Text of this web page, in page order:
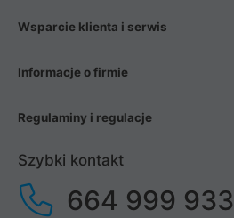
Wsparcie klienta i serwis
Informacje o firmie
Regulaminy i regulacje
Szybki kontakt
664 999 933